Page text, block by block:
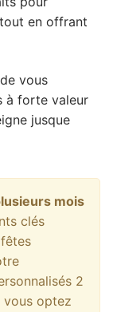
en offrant
vous
à forte valeur
jusque
mois
clés
2
vous optez